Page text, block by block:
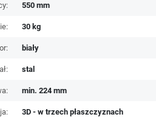
550 mm
30 kg
biały
stal
min. 224 mm
3D - w trzech płaszczyznach